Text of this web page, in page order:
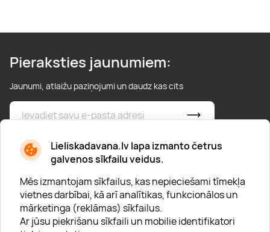
Lieliskadavana.lv lapa izmanto četrus
galvenos sīkfailu veidus.
Mēs izmantojam sīkfailus, kas nepieciešami tīmekļa
vietnes darbībai, kā arī analītikas, funkcionālos un
mārketinga (reklāmas) sīkfailus.
Ar jūsu piekrišanu sīkfaili un mobilie identifikatori
Pieraksties jaunumiem:
Jaunumi, atlaižu paziņojumi un daudz kas cits
* Esmu iepazinies/usies ar privātuma politiku
Par "Lieliska dāvana"